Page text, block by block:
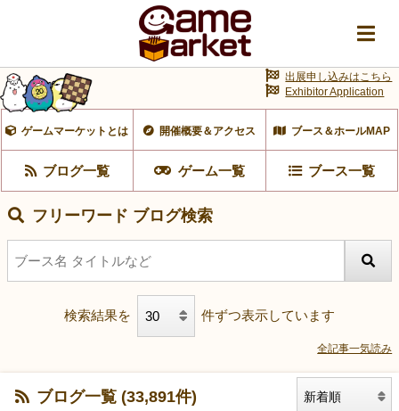
ゲームマーケットとは 開催概要＆アクセス ブース＆ホールMAP
ブログ一覧 ゲーム一覧 ブース一覧
出展申し込みはこちら
Exhibitor Application
フリーワード ブログ検索
検索結果を 件ずつ表示しています
全記事一気読み
ブログ一覧 (33,891件)